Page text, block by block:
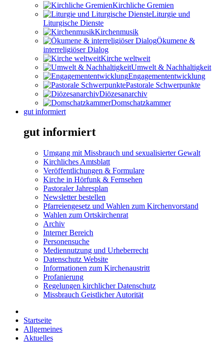
Kirchliche Gremien
Liturgie und
Liturgische Dienste
Kirchenmusik
Ökumene &
interreligiöser Dialog
Kirche weltweit
Umwelt & Nachhaltigkeit
Engagemententwicklung
Pastorale Schwerpunkte
Diözesanarchiv
Domschatzkammer
gut informiert
gut informiert
Umgang mit Missbrauch und sexualisierter Gewalt
Kirchliches Amtsblatt
Veröffentlichungen & Formulare
Kirche in Hörfunk & Fernsehen
Pastoraler Jahresplan
Newsletter bestellen
Pfarreiengesetz und Wahlen zum Kirchenvorstand
Wahlen zum Ortskirchenrat
Archiv
Interner Bereich
Personensuche
Mediennutzung und Urheberrecht
Datenschutz Website
Informationen zum Kirchenaustritt
Profanierung
Regelungen kirchlicher Datenschutz
Missbrauch Geistlicher Autorität
Startseite
Allgemeines
Aktuelles